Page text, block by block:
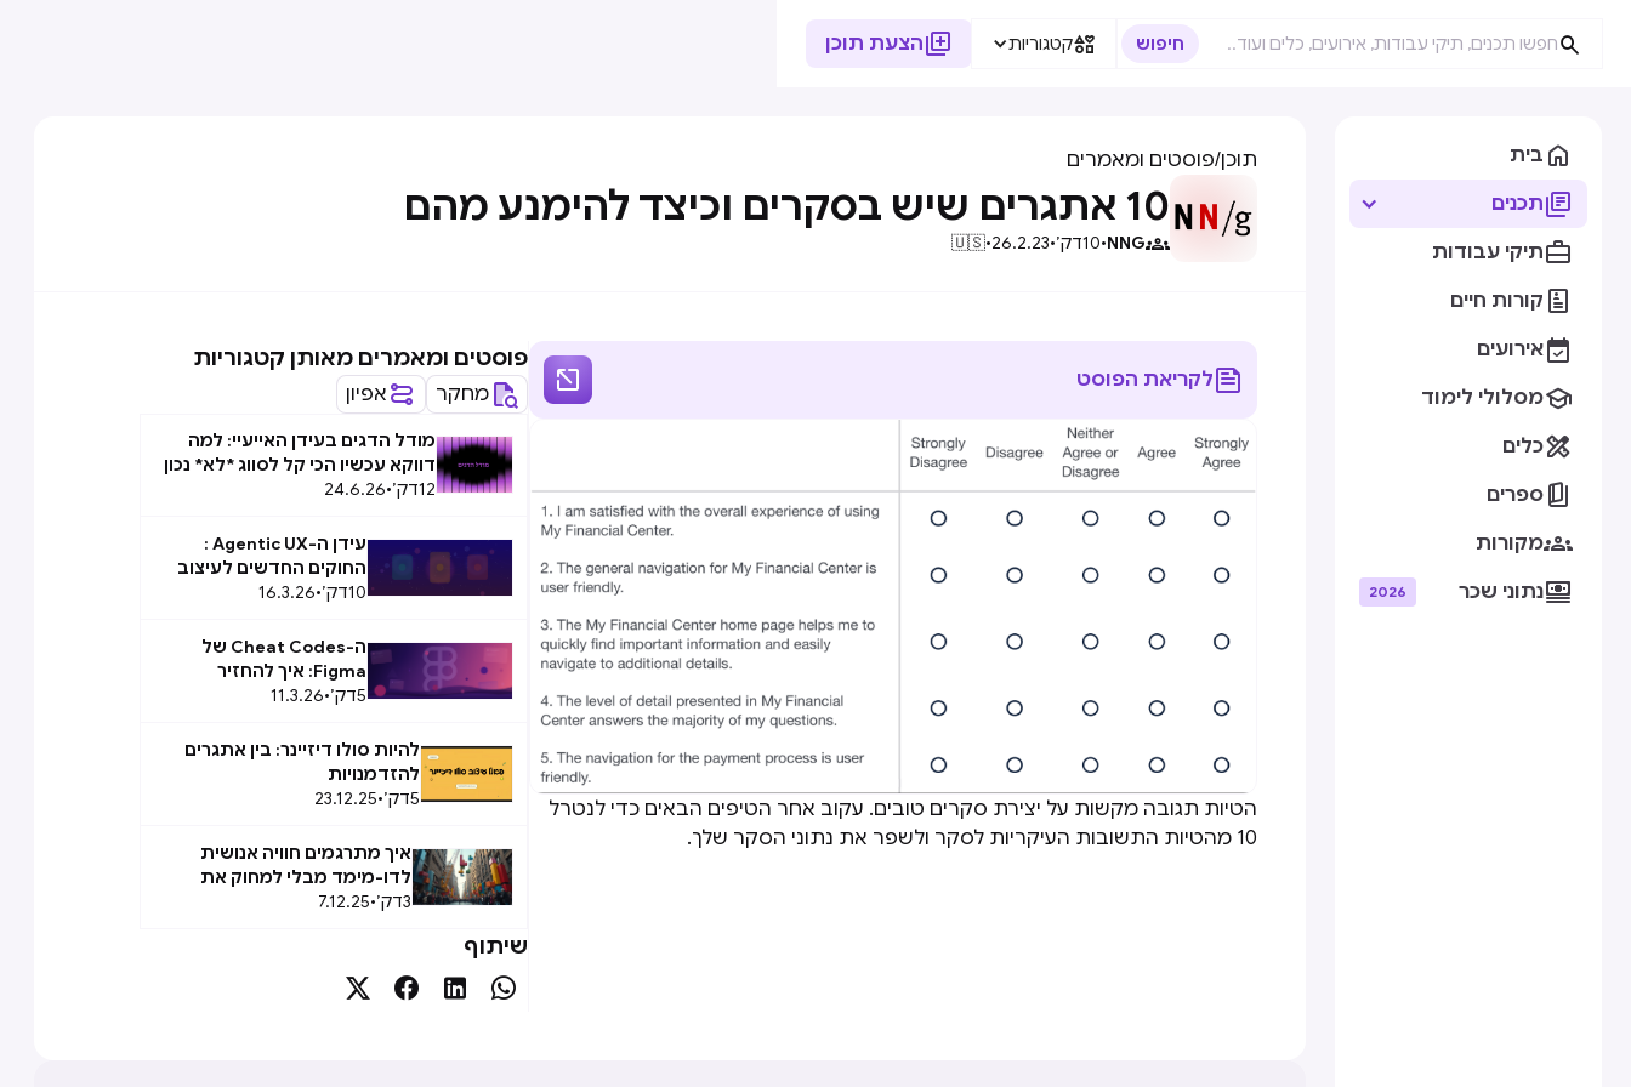

קטגוריות הצעת תוכן
 בית
תכנים
תיקי עבודות
 קורות חיים
אירועים
מסלולי לימוד
כלים
 ספרים
מקורות
נתוני שכר 2026
תוכן/פוסטים ומאמרים
10 אתגרים שיש בסקרים וכיצד להימנע מהם

NNG
•
10דק׳•
26.2.23
•
🇺🇸
לקריאת הפוסט 
הטיות תגובה מקשות על יצירת סקרים טובים. עקוב אחר הטיפים הבאים כדי לנטרל
10 מהטיות התשובות העיקריות לסקר ולשפר את נתוני הסקר שלך.
פוסטים ומאמרים מאותן קטגוריות
מחקר אפיון
מודל הדגים בעידן האייעיי: למה
דווקא עכשיו הכי קל לסווג *לא* נכון
12דק׳•
24.6.26
עידן ה-Agentic UX :
החוקים החדשים לעיצוב
Agent Experience (AX)
10דק׳•
16.3.26
ה-Cheat Codes של
Figma: איך להחזיר
לעצמכם שעתיים ביום
5דק׳•
11.3.26
להיות סולו דיזיינר: בין אתגרים
להזדמנויות
5דק׳•
23.12.25
איך מתרגמים חוויה אנושית
לדו-מימד מבלי למחוק את
הגוף, הרגש וההקשר המקורי
3דק׳•
7.12.25
שיתוף



